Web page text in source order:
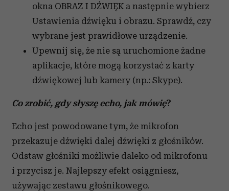
okna OBRAZ I DŹWIĘK a następnie wybierz
Ustawienia dźwięku i obrazu. Sprawdź, czy
wybrane jest prawidłowe urządzenie.
Upewnij się, że nie są uruchomione żadne
aplikacje, które mogą korzystać z karty
dźwiękowej lub kamery (np.: Skype).
Co zrobić, gdy słyszę echo, jak mówię?
Echo jest powodowane tym, że mikrofon
przekazuje dźwięki dalej dźwięki z głośników.
Odstaw głośniki możliwie daleko od mikrofonu
i przycisz je. Najlepszy efekt osiągniesz,
używając zestawu głośnikowego.